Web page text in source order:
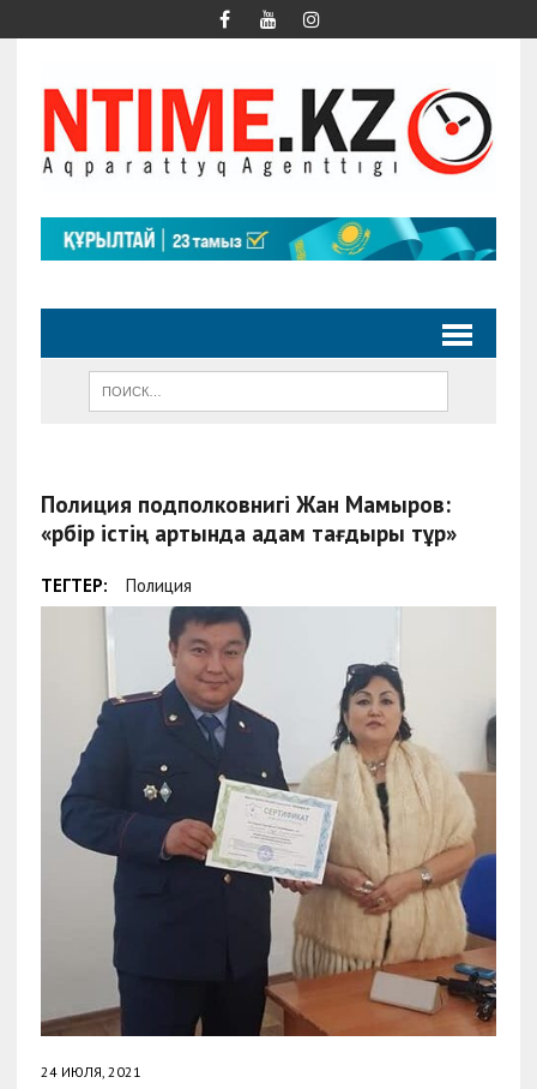
Полиция подполковнигі Жан Мамыров:
«Әрбір істің артында адам тағдыры тұр»
ТЕГТЕР: Полиция
24 ИЮЛЯ, 2021